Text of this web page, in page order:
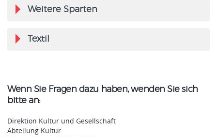
Weitere Sparten
Textil
Wenn Sie Fragen dazu haben, wenden Sie sich
bitte an:
Direktion Kultur und Gesellschaft
Abteilung Kultur